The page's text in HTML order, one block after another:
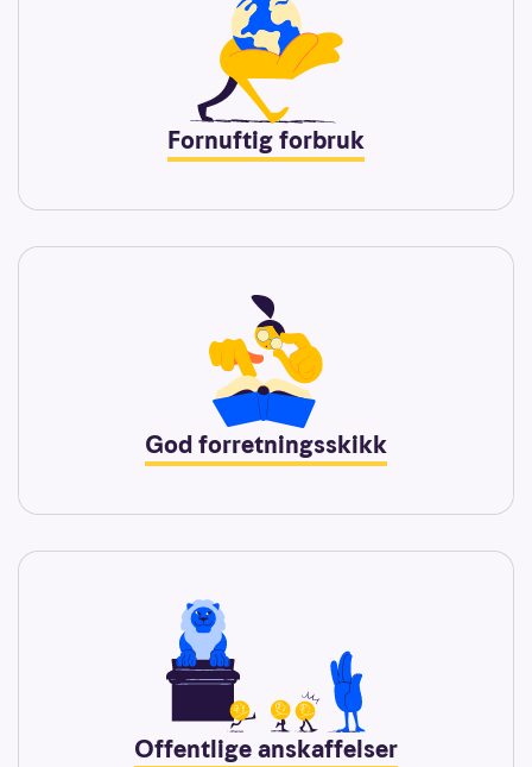
Fornuftig forbruk
God forretningsskikk
Offentlige anskaffelser